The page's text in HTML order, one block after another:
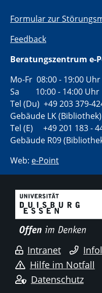
Formular zur
Feedback
Beratungszentrum e-
Mo-Fr 08:00 - 19:00 Uhr
Sa 10:00 - 14:00 Uhr
Tel (Du) +49 203 379-
Gebäude LK
Tel (E) +49 201 183 -
Gebäude R09
Web: e-Point
Intranet
Hilfe im Notfall
Datenschutz